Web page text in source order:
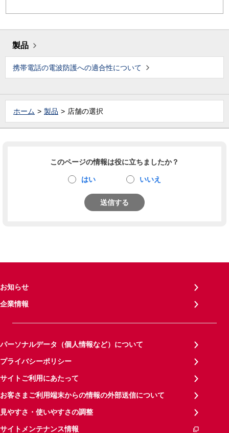
製品
携帯電話の電波防護への適合性について
ホーム 製品 店舗の選択
このページの情報は役に立ちましたか？
はい いいえ
送信する
お知らせ
企業情報
パーソナルデータ（個人情報など）について
プライバシーポリシー
サイトご利用にあたって
お客さまご利用端末からの情報の外部送信について
見やすさ・使いやすさの調整
サイトメンテナンス情報